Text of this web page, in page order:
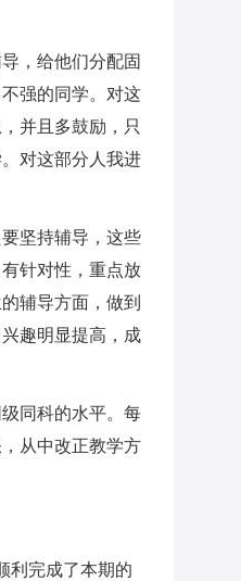
，给他们分配固
强的同学。对这
并且多鼓励，只
对这部分人我进
坚持辅导，这些
针对性，重点放
辅导方面，做到
趣明显提高，成
同科的水平。每
从中改正教学方
利完成了本期的